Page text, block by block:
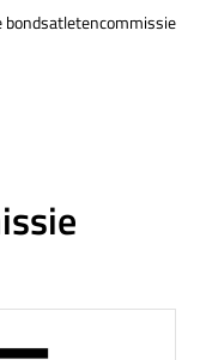
bondsatletencommissie